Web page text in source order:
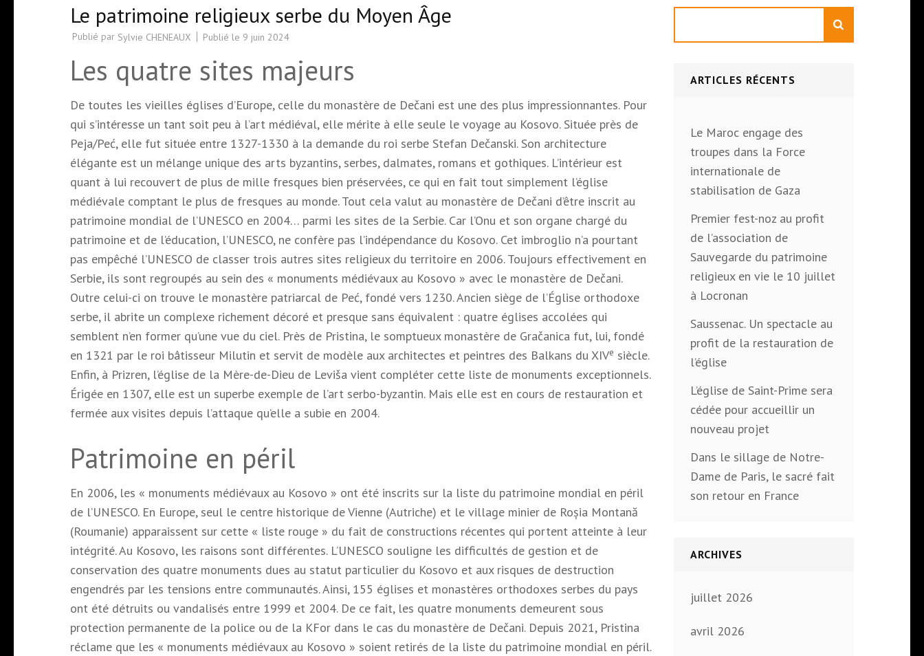
Le patrimoine religieux serbe du Moyen Âge
Publié par Sylvie CHENEAUX Publié le 9 juin 2024
Les quatre sites majeurs
De toutes les vieilles églises d’Europe, celle du monastère de Dečani est une des plus impressionnantes. Pour
qui s’intéresse un tant soit peu à l’art médiéval, elle mérite à elle seule le voyage au Kosovo. Située près de
Peja/Peć, elle fut située entre 1327-1330 à la demande du roi serbe Stefan Dečanski. Son architecture
élégante est un mélange unique des arts byzantins, serbes, dalmates, romans et gothiques. L’intérieur est
quant à lui recouvert de plus de mille fresques bien préservées, ce qui en fait tout simplement l’église
médiévale comptant le plus de fresques au monde. Tout cela valut au monastère de Dečani d’être inscrit au
patrimoine mondial de l’UNESCO en 2004… parmi les sites de la Serbie. Car l’Onu et son organe chargé du
patrimoine et de l’éducation, l’UNESCO, ne confère pas l’indépendance du Kosovo. Cet imbroglio n’a pourtant
pas empêché l’UNESCO de classer trois autres sites religieux du territoire en 2006. Toujours effectivement en
Serbie, ils sont regroupés au sein des « monuments médiévaux au Kosovo » avec le monastère de Dečani.
Outre celui-ci on trouve le monastère patriarcal de Peć, fondé vers 1230. Ancien siège de l’Église orthodoxe
serbe, il abrite un complexe richement décoré et presque sans équivalent : quatre églises accolées qui
semblent n’en former qu’une vue du ciel. Près de Pristina, le somptueux monastère de Gračanica fut, lui, fondé
en 1321 par le roi bâtisseur Milutin et servit de modèle aux architectes et peintres des Balkans du XIVe siècle.
Enfin, à Prizren, l’église de la Mère-de-Dieu de Leviša vient compléter cette liste de monuments exceptionnels.
Érigée en 1307, elle est un superbe exemple de l’art serbo-byzantin. Mais elle est en cours de restauration et
fermée aux visites depuis l’attaque qu’elle a subie en 2004.
Patrimoine en péril
En 2006, les « monuments médiévaux au Kosovo » ont été inscrits sur la liste du patrimoine mondial en péril
de l’UNESCO. En Europe, seul le centre historique de Vienne (Autriche) et le village minier de Roșia Montană
(Roumanie) apparaissent sur cette « liste rouge » du fait de constructions récentes qui portent atteinte à leur
intégrité. Au Kosovo, les raisons sont différentes. L’UNESCO souligne les difficultés de gestion et de
conservation des quatre monuments dues au statut particulier du Kosovo et aux risques de destruction
engendrés par les tensions entre communautés. Ainsi, 155 églises et monastères orthodoxes serbes du pays
ont été détruits ou vandalisés entre 1999 et 2004. De ce fait, les quatre monuments demeurent sous
protection permanente de la police ou de la KFor dans le cas du monastère de Dečani. Depuis 2021, Pristina
réclame que les « monuments médiévaux au Kosovo » soient retirés de la liste du patrimoine mondial en péril.
ARTICLES RÉCENTS
Le Maroc engage des
troupes dans la Force
internationale de
stabilisation de Gaza
Premier fest-noz au profit
de l’association de
Sauvegarde du patrimoine
religieux en vie le 10 juillet
à Locronan
Saussenac. Un spectacle au
profit de la restauration de
l’église
L’église de Saint-Prime sera
cédée pour accueillir un
nouveau projet
Dans le sillage de Notre-
Dame de Paris, le sacré fait
son retour en France
ARCHIVES
juillet 2026
avril 2026